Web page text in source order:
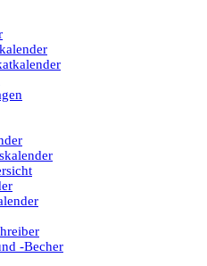
-Becher